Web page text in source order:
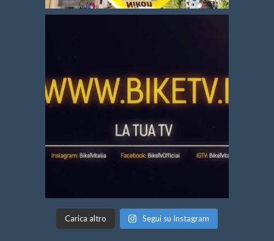
Carica altro Segui su Instagram